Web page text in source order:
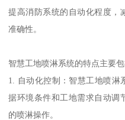
提高消防系统的自动化程度，
准确性。
智慧工地喷淋系统的特点主要
1. 自动化控制：智慧工地喷淋
据环境条件和工地需求自动调
的喷淋操作。